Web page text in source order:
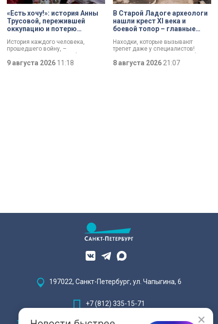
«Есть хочу!»: история Анны
Трусовой, пережившей
оккупацию и потерю
История каждого человека,
прошедшего войну, –
напоминание о цене победы.
Сколько испытаний выпало на
долю блокадников, тружеников
9 августа 2026 11:18
В Старой Ладоге археологи
нашли крест XI века и
боевой топор – главные
Находки, которые вызывают
трепет даже у специалистов!
Нательный крест возрастом более
тысячи лет и боевой топор – вот
главные трофеи археологической
8 августа 2026 21:07
197022, Санкт-Петербург, ул. Чапыгина, 6
+7 (812) 335-15-71
Внимание! Отдельные видеоматериалы, размещенные на настоящем